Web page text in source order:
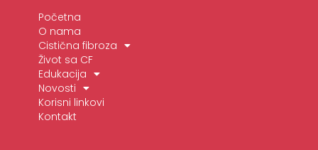
Početna
O nama
Cistična fibroza
Život sa CF
Edukacija
Novosti
Korisni linkovi
Kontakt